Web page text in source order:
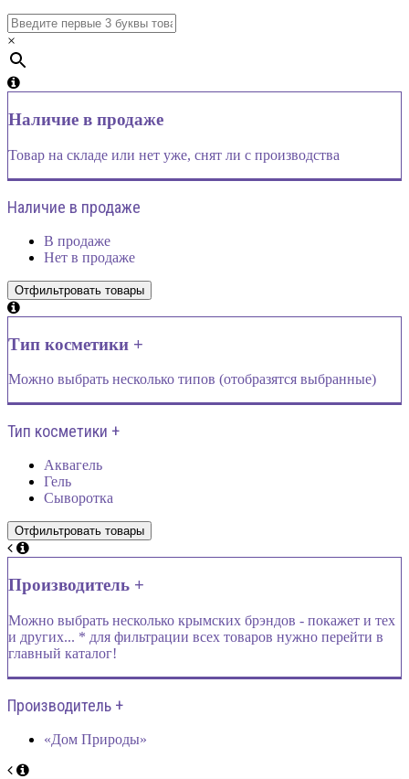
×
Наличие в продаже
Товар на складе или нет уже, снят ли с производства
Наличие в продаже
В продаже
Нет в продаже
Тип косметики +
Можно выбрать несколько типов (отобразятся выбранные)
Тип косметики +
Аквагель
Гель
Сыворотка
Производитель +
Можно выбрать несколько крымских брэндов - покажет и тех
и других... * для фильтрации всех товаров нужно перейти в
главный каталог!
Производитель +
«Дом Природы»